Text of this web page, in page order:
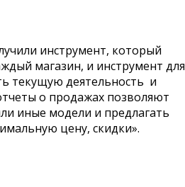
инструмент, который
магазин, и инструмент для
текущую деятельность и
о продажах позволяют
иные модели и предлагать
цену, скидки».